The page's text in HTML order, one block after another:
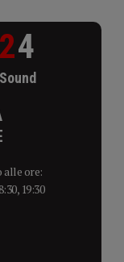
4
alle ore:
19:30